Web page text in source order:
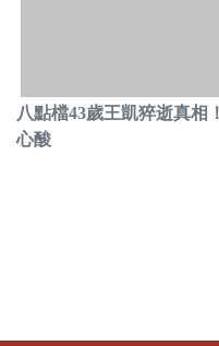
八點檔43歲王凱猝逝真相
心酸